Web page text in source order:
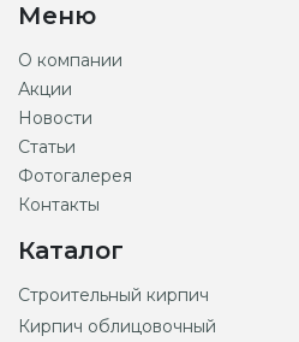
Меню
О компании
Акции
Новости
Статьи
Фотогалерея
Контакты
Каталог
Строительный кирпич
Кирпич облицовочный